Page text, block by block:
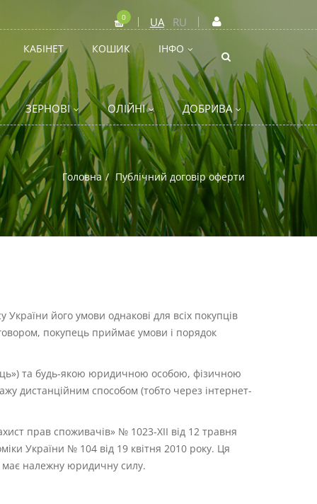
UA RU
0
КАБІНЕТ КОШИК ІНФО
ЗЕРНОВІ ОЛІЙНІ ДОБРИВА
Головна Публічний договір оферти
його умови однакові для всіх покупців
покупець приймає умови і порядок
та будь-якою юридичною особою, фізичною
дистанційним способом (тобто через інтернет-
прав споживачів» № 1023-XII від 12 травня
України № 104 від 19 квітня 2010 року. Ця
має належну юридичну силу.